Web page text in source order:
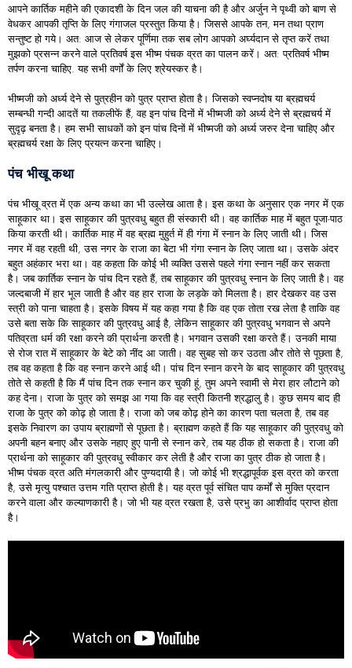
आपने कार्तिक महीने की एकादशी के दिन जल की याचना की है और अर्जुन ने पृथ्वी को बाण से
वेधकर आपकी तृप्ति के लिए गंगाजल प्रस्तुत किया है। जिससे आपके तन, मन तथा प्राण
सन्तुष्ट हो गये। अत: आज से लेकर पूर्णिमा तक सब लोग आपको अर्घ्यदान से तृप्त करें तथा
मुझको प्रसन्न करने वाले प्रतिवर्ष इस भीष्म पंचक व्रत का पालन करें। अत: प्रतिवर्ष भीष्म
तर्पण करना चाहिए. यह सभी वर्णों के लिए श्रेयस्कर है।
भीष्मजी को अर्ध्य देने से पुत्रहीन को पुत्र प्राप्त होता है। जिसको स्वप्नदोष या ब्रह्मचर्य
सम्बन्धी गन्दी आदतें या तकलीफें हैं, वह इन पांच दिनों में भीष्मजी को अर्ध्य देने से ब्रह्मचर्य में
सुदृढ़ बनता है। हम सभी साधकों को इन पांच दिनों में भीष्मजी को अर्ध्य जरुर देना चाहिए और
ब्रह्मचर्य रक्षा के लिए प्रयत्न करना चाहिए।
पंच भीखू कथा
पंच भीखू व्रत में एक अन्य कथा का भी उल्लेख आता है। इस कथा के अनुसार एक नगर में एक
साहूकार था। इस साहूकार की पुत्रवधु बहुत ही संस्कारी थी। वह कार्तिक माह में बहुत पूजा-पाठ
किया करती थी। कार्तिक माह में वह ब्रह्म मुहुर्त में ही गंगा में स्नान के लिए जाती थी। जिस
नगर में वह रहती थी, उस नगर के राजा का बेटा भी गंगा स्नान के लिए जाता था। उसके अंदर
बहुत अहंकार भरा था। वह कहता कि कोई भी व्यक्ति उससे पहले गंगा स्नान नहीं कर सकता
है। जब कार्तिक स्नान के पांच दिन रहते हैं, तब साहूकार की पुत्रवधु स्नान के लिए जाती है। वह
जल्दबाजी में हार भूल जाती है और वह हार राजा के लड़के को मिलता है। हार देखकर वह उस
स्त्री को पाना चाहता है। इसके विषय में यह कहा गया है कि वह एक तोता रख लेता है ताकि वह
उसे बता सके कि साहूकार की पुत्रवधु आई है, लेकिन साहूकार की पुत्रवधु भगवान से अपने
पतिव्रता धर्म की रक्षा करने की प्रार्थना करती है। भगवान उसकी रक्षा करते हैं। उनकी माया
से रोज रात में साहूकार के बेटे को नींद आ जाती। वह सुबह सो कर उठता और तोते से पूछता है,
तब वह कहता है कि वह स्नान करने आई थी। पांच दिन स्नान करने के बाद साहूकार की पुत्रवधु
तोते से कहती है कि मैं पांच दिन तक स्नान कर चुकी हूं, तुम अपने स्वामी से मेरा हार लौटाने को
कह देना। राजा के पुत्र को समझ आ गया कि वह स्त्री कितनी श्रद्धालु है। कुछ समय बाद ही
राजा के पुत्र को कोढ़ हो जाता है। राजा को जब कोढ़ होने का कारण पता चलता है, तब वह
इसके निवारण का उपाय ब्राह्मणों से पूछता है। ब्राह्मण कहते हैं कि यह साहूकार की पुत्रवधु को
अपनी बहन बनाए और उसके नहाए हुए पानी से स्नान करे, तब यह ठीक हो सकता है। राजा की
प्रार्थना को साहूकार की पुत्रवधु स्वीकार कर लेती है और राजा का पुत्र ठीक हो जाता है।
भीष्म पंचक व्रत अति मंगलकारी और पुण्यदायी है। जो कोई भी श्रद्धापूर्वक इस व्रत को करता
है, उसे मृत्यु पश्चात उत्तम गति प्राप्त होती है। यह व्रत पूर्व संचित पाप कर्मों से मुक्ति प्रदान
करने वाला और कल्याणकारी है। जो भी यह व्रत रखता है, उसे प्रभु का आशीर्वाद प्राप्त होता
है।